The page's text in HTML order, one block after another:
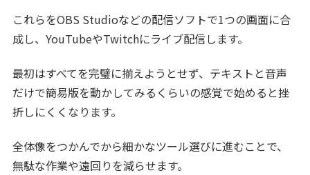
これらをOBS Studioなどの配信ソフトで1つの画面に合
成し、YouTubeやTwitchにライブ配信します。
最初はすべてを完璧に揃えようとせず、テキストと音声
だけで簡易版を動かしてみるくらいの感覚で始めると挫
折しにくくなります。
全体像をつかんでから細かなツール選びに進むことで、
無駄な作業や遠回りを減らせます。